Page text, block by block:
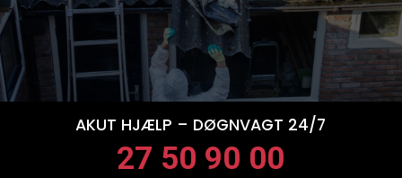
AKUT HJÆLP – DØGNVAGT 24/7
27 50 90 00